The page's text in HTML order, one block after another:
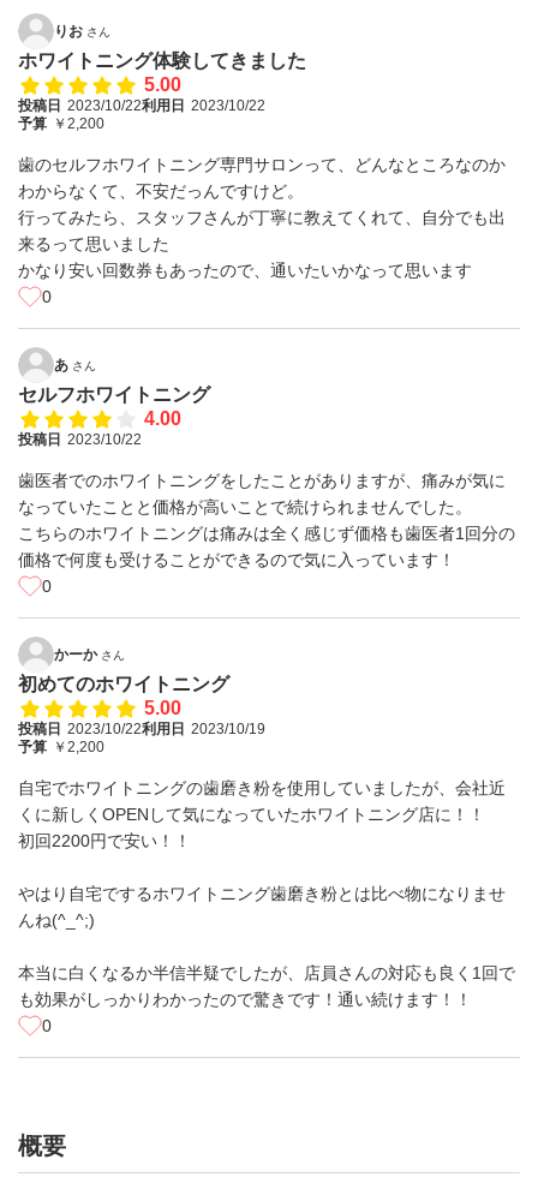
りお さん
ホワイトニング体験してきました
5.00
投稿日 2023/10/22利用日 2023/10/22
予算 ￥2,200
歯のセルフホワイトニング専門サロンって、どんなところなのか
わからなくて、不安だっんですけど。
行ってみたら、スタッフさんが丁寧に教えてくれて、自分でも出
来るって思いました
かなり安い回数券もあったので、通いたいかなって思います
0
あ さん
セルフホワイトニング
4.00
投稿日 2023/10/22
歯医者でのホワイトニングをしたことがありますが、痛みが気に
なっていたことと価格が高いことで続けられませんでした。
こちらのホワイトニングは痛みは全く感じず価格も歯医者1回分の
価格で何度も受けることができるので気に入っています！
0
かーか さん
初めてのホワイトニング
5.00
投稿日 2023/10/22利用日 2023/10/19
予算 ￥2,200
自宅でホワイトニングの歯磨き粉を使用していましたが、会社近
くに新しくOPENして気になっていたホワイトニング店に！！
初回2200円で安い！！
やはり自宅でするホワイトニング歯磨き粉とは比べ物になりませ
んね(^_^;)
本当に白くなるか半信半疑でしたが、店員さんの対応も良く1回で
も効果がしっかりわかったので驚きです！通い続けます！！
0
概要